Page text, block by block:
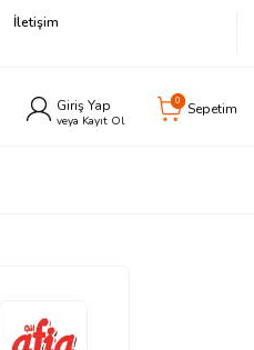
İletişim
Giriş Yap
veya Kayıt Ol
0 Sepetim